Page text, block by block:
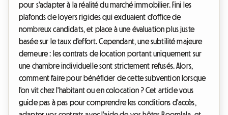
pour s'adapter à la réalité du marché immobilier. Fini les
plafonds de loyers rigides qui excluaient d'office de
nombreux candidats, et place à une évaluation plus juste
basée sur le taux d'effort. Cependant, une subtilité majeure
demeure : les contrats de location portant uniquement sur
une chambre individuelle sont strictement refusés. Alors,
comment faire pour bénéficier de cette subvention lorsque
l'on vit chez l'habitant ou en colocation ? Cet article vous
guide pas à pas pour comprendre les conditions d'accès,